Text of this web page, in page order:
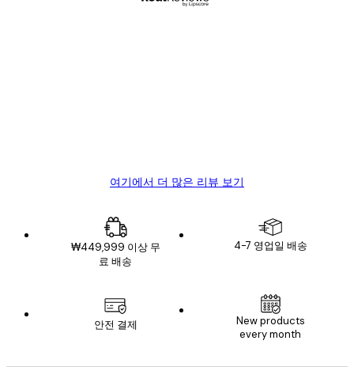
여기에서 더 많은 리뷰 보기
₩449,999 이상 무
료 배송
4-7 영업일 배송
안전 결제
New products
every month